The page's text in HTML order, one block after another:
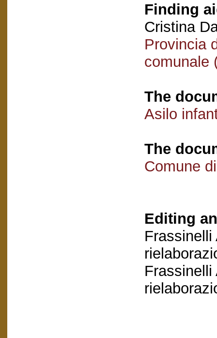
Finding
Cristina
Provincia
comunale
The
Asilo
The
Comune
Editing
Frassinelli
Frassinelli